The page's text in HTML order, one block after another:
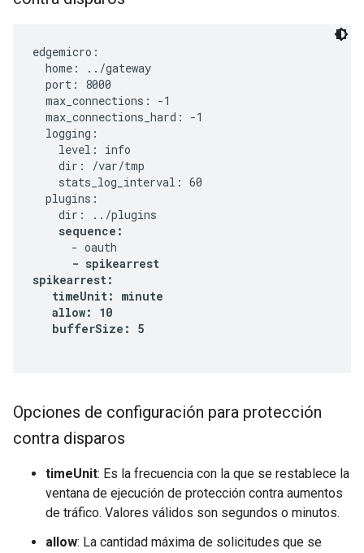
edgemicro:
  home: ../gateway
  port: 8000
  max_connections: -1
  max_connections_hard: -1
  logging:
    level: info
    dir: /var/tmp
    stats_log_interval: 60
  plugins:
    dir: ../plugins
sequence:
      - oauth
- spikearrest
spikearrest:
   timeUnit: minute
   allow: 10
Opciones de configuración para protección
contra disparos
timeUnit: Es la frecuencia con la que se restablece la
ventana de ejecución de protección contra aumentos
de tráfico. Valores válidos son segundos o minutos.
allow: La cantidad máxima de solicitudes que se